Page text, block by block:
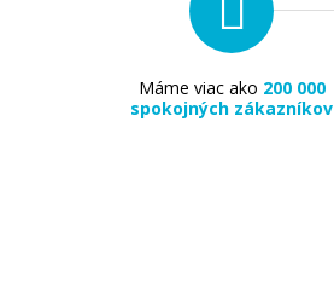
Máme viac ako 200 000
spokojných zákazníkov